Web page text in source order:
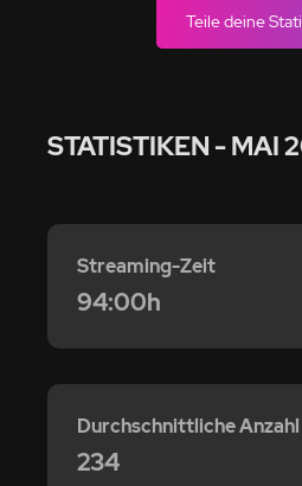
Teile deine
STATISTIKEN - MAI
Streaming-Zeit
94:00h
Durchschnittliche
234